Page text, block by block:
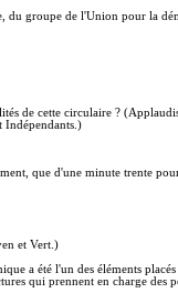
du groupe de l'Union pour la
de cette circulaire ?
Indépendants.)
que d'une minute trente
et Vert.)
a été l'un des éléments
qui prennent en charge